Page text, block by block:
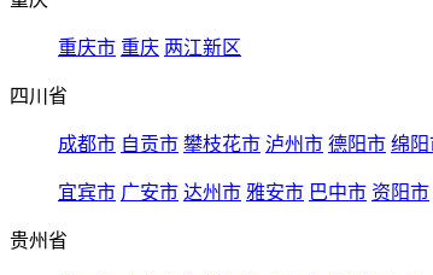
重庆市 重庆 两江新区
四川省
成都市 自贡市 攀枝花市 泸州市 德阳市 绵阳
宜宾市 广安市 达州市 雅安市 巴中市 资阳市
贵州省